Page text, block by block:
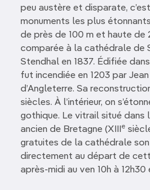
peu austère et disparate,
monuments les plus
de près de 100 m et haute de
comparée à la cathédrale de
Stendhal en 1837. Édifiée
fut incendiée en 1203 par Jean
d’Angleterre. Sa
siècles. À l’intérieur, on
gothique. Le vitrail situé
ancien de Bretagne (XIII
e
gratuites de la cathédrale
directement au départ de
après-midi au ven 10h à 12h30